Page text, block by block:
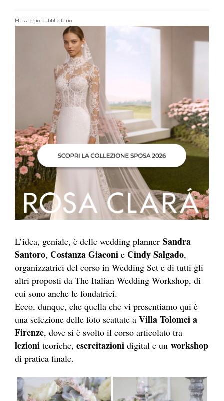
Messaggio pubblicitario
L’idea, geniale, è delle wedding planner Sandra
Santoro, Costanza Giaconi e Cindy Salgado,
organizzatrici del corso in Wedding Set e di tutti gli
altri proposti da The Italian Wedding Workshop, di
cui sono anche le fondatrici.
Ecco, dunque, che quella che vi presentiamo qui è
una selezione delle foto scattate a Villa Tolomei a
Firenze, dove si è svolto il corso articolato tra
lezioni teoriche, esercitazioni digital e un workshop
di pratica finale.